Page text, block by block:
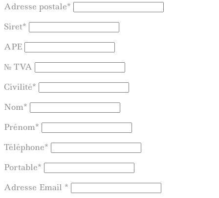
Adresse postale*
Siret*
APE
№ TVA
Civilité*
Nom*
Prénom*
Téléphone*
Portable*
Adresse Email *